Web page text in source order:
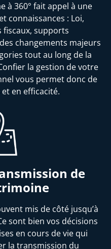
à 360° fait appel à une
connaissances : Loi,
supports
changements majeurs
tout au long de la
la gestion de votre
vous permet donc de
en efficacité.
de
mis de côté jusqu’à
sont bien vos décisions
en cours de vie qui
la transmission du